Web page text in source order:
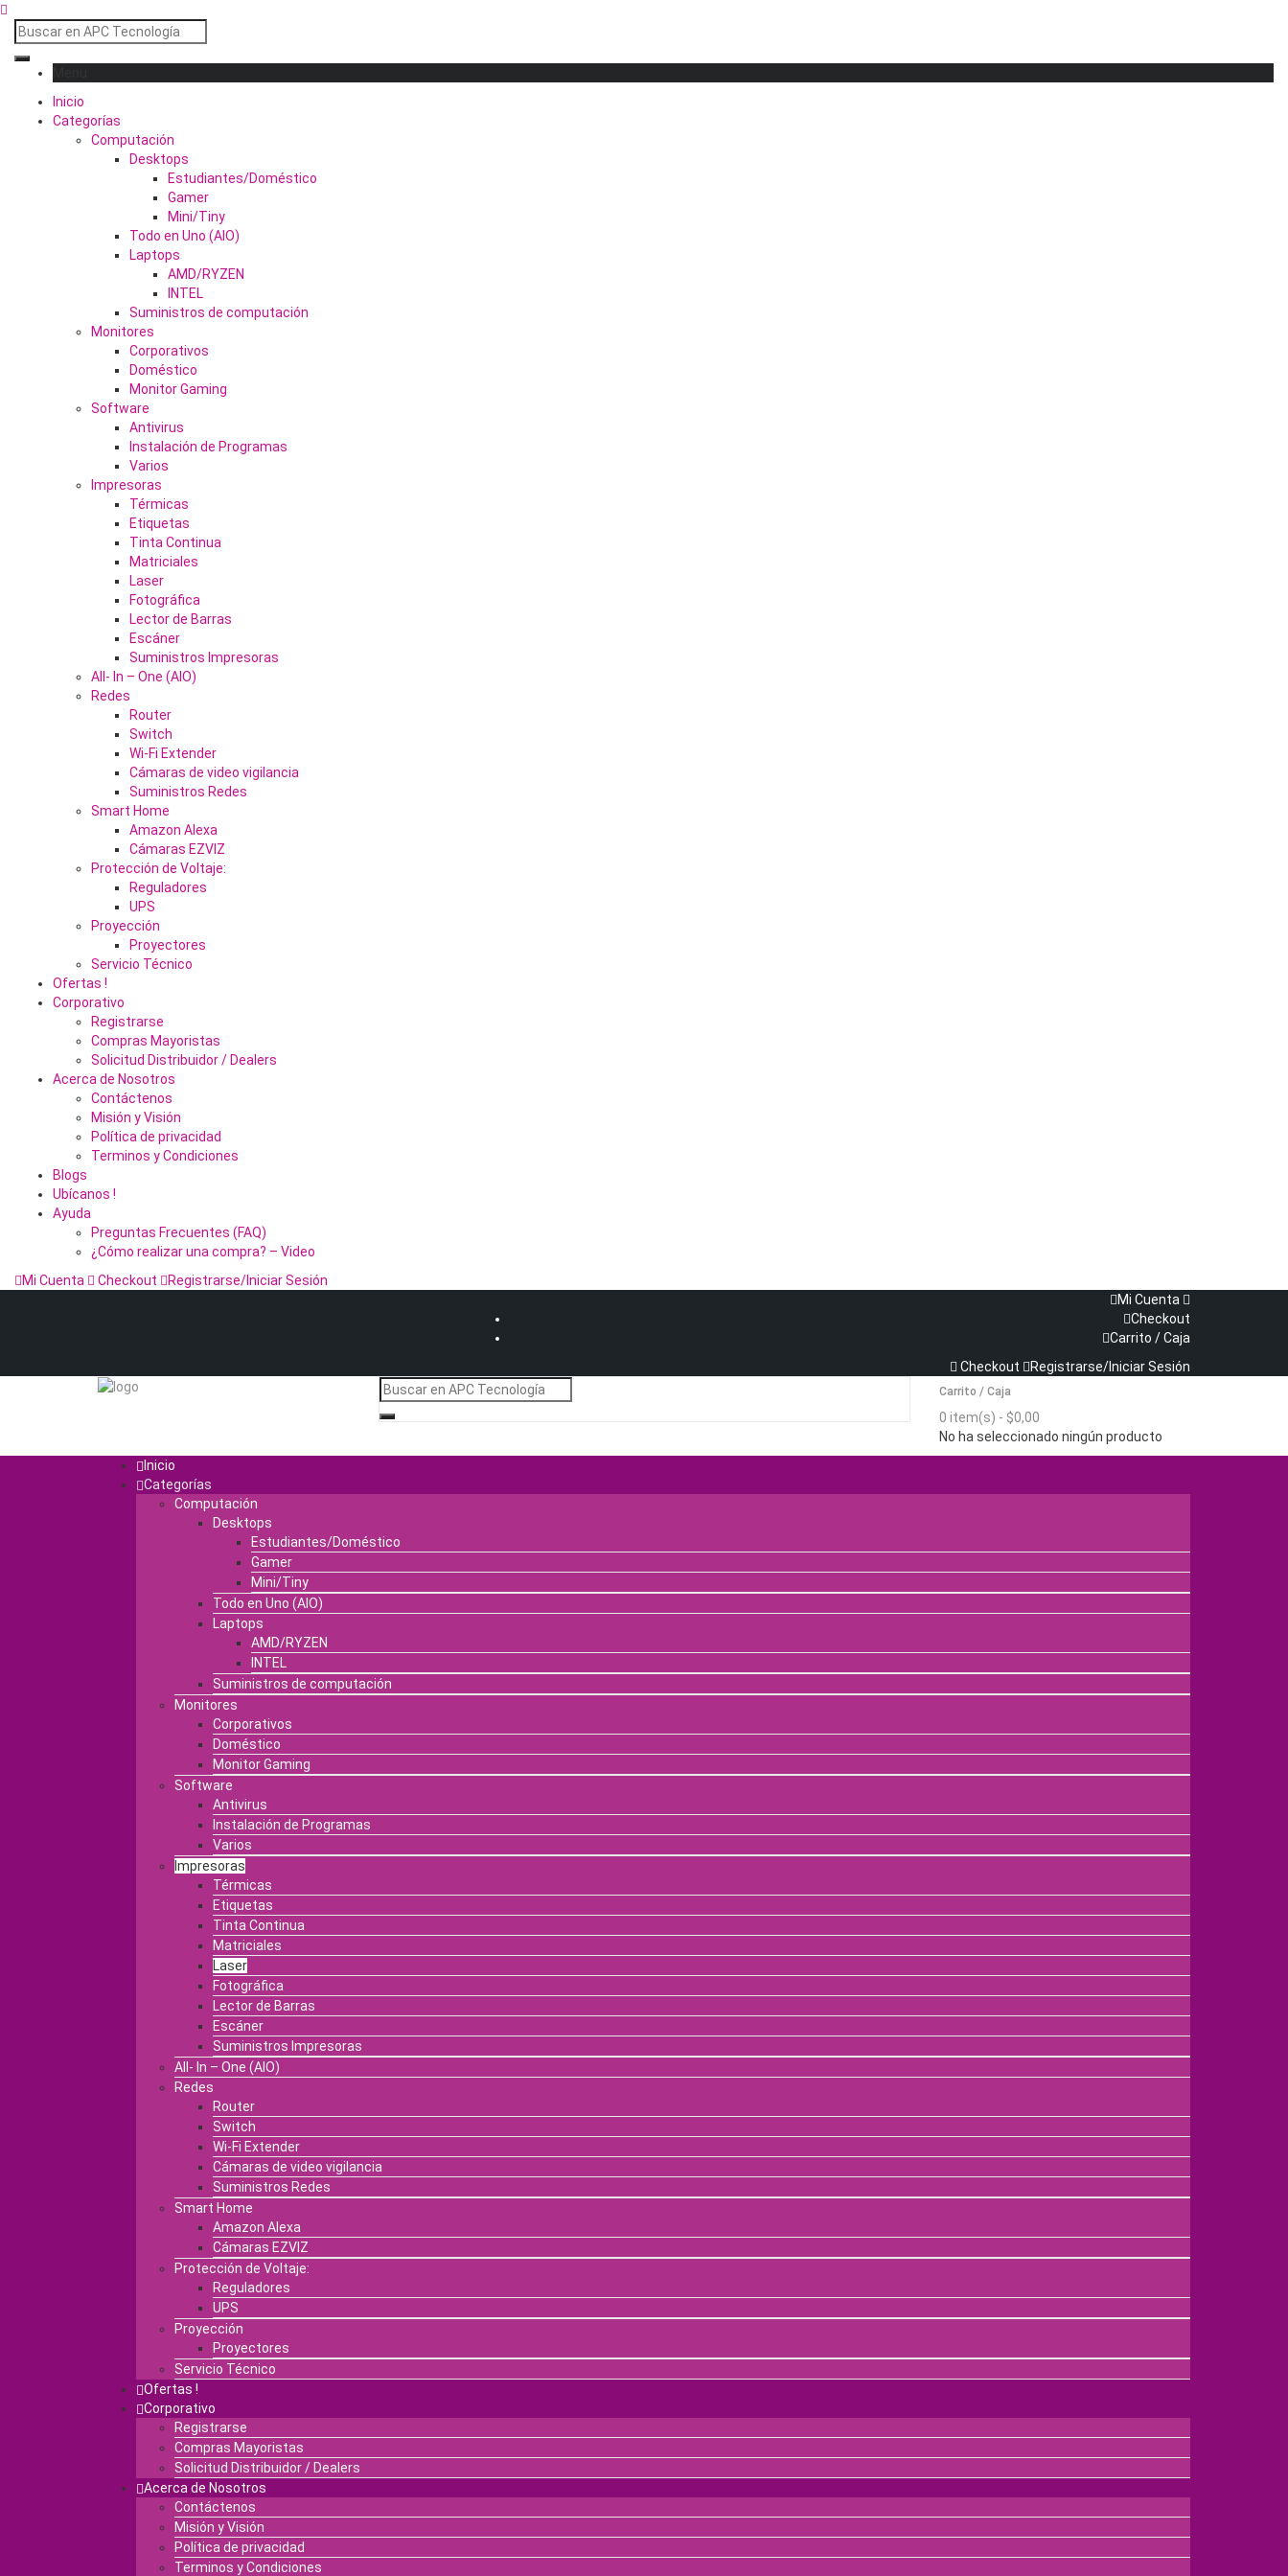
Inicio
Categorías
Computación
Desktops
Estudiantes/Doméstico
Gamer
Mini/Tiny
Todo en Uno (AIO)
Laptops
AMD/RYZEN
INTEL
Suministros de computación
Monitores
Corporativos
Doméstico
Monitor Gaming
Software
Antivirus
Instalación de Programas
Varios
Impresoras
Térmicas
Etiquetas
Tinta Continua
Matriciales
Laser
Fotográfica
Lector de Barras
Escáner
Suministros Impresoras
All- In – One (AIO)
Redes
Router
Switch
Wi-Fi Extender
Cámaras de video vigilancia
Suministros Redes
Smart Home
Amazon Alexa
Cámaras EZVIZ
Protección de Voltaje:
Reguladores
UPS
Proyección
Proyectores
Servicio Técnico
Ofertas !
Corporativo
Registrarse
Compras Mayoristas
Solicitud Distribuidor / Dealers
Acerca de Nosotros
Contáctenos
Misión y Visión
Política de privacidad
Terminos y Condiciones
Blogs
Ubícanos !
Ayuda
Preguntas Frecuentes (FAQ)
¿Cómo realizar una compra? – Video
Mi Cuenta
Checkout
Registrarse/Iniciar Sesión
Mi Cuenta
Checkout
Carrito / Caja
Checkout
Registrarse/Iniciar Sesión
Carrito / Caja
0 item(s) - $0,00
No ha seleccionado ningún producto
Inicio
Categorías
Computación
Desktops
Estudiantes/Doméstico
Gamer
Mini/Tiny
Todo en Uno (AIO)
Laptops
AMD/RYZEN
INTEL
Suministros de computación
Monitores
Corporativos
Doméstico
Monitor Gaming
Software
Antivirus
Instalación de Programas
Varios
Impresoras
Térmicas
Etiquetas
Tinta Continua
Matriciales
Laser
Fotográfica
Lector de Barras
Escáner
Suministros Impresoras
All- In – One (AIO)
Redes
Router
Switch
Wi-Fi Extender
Cámaras de video vigilancia
Suministros Redes
Smart Home
Amazon Alexa
Cámaras EZVIZ
Protección de Voltaje:
Reguladores
UPS
Proyección
Proyectores
Servicio Técnico
Ofertas !
Corporativo
Registrarse
Compras Mayoristas
Solicitud Distribuidor / Dealers
Acerca de Nosotros
Contáctenos
Misión y Visión
Política de privacidad
Terminos y Condiciones